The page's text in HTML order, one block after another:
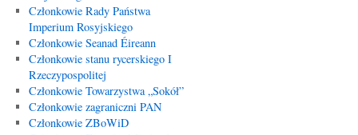
Członkowie Rady Państwa
Imperium Rosyjskiego
Członkowie Seanad Éireann
Członkowie stanu rycerskiego I
Rzeczypospolitej
Członkowie Towarzystwa „Sokół”
Członkowie zagraniczni PAN
Członkowie ZBoWiD